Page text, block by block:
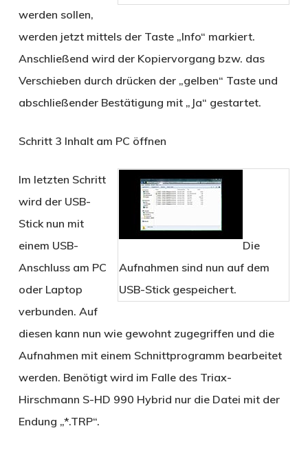
werden sollen,
werden jetzt mittels der Taste „Info“ markiert.
Anschließend wird der Kopiervorgang bzw. das
Verschieben durch drücken der „gelben“ Taste und
abschließender Bestätigung mit „Ja“ gestartet.
Schritt 3 Inhalt am PC öffnen
Die
Aufnahmen sind nun auf dem
USB-Stick gespeichert.
Im letzten Schritt
wird der USB-
Stick nun mit
einem USB-
Anschluss am PC
oder Laptop
verbunden. Auf
diesen kann nun wie gewohnt zugegriffen und die
Aufnahmen mit einem Schnittprogramm bearbeitet
werden. Benötigt wird im Falle des Triax-
Hirschmann S-HD 990 Hybrid nur die Datei mit der
Endung „*.TRP“.